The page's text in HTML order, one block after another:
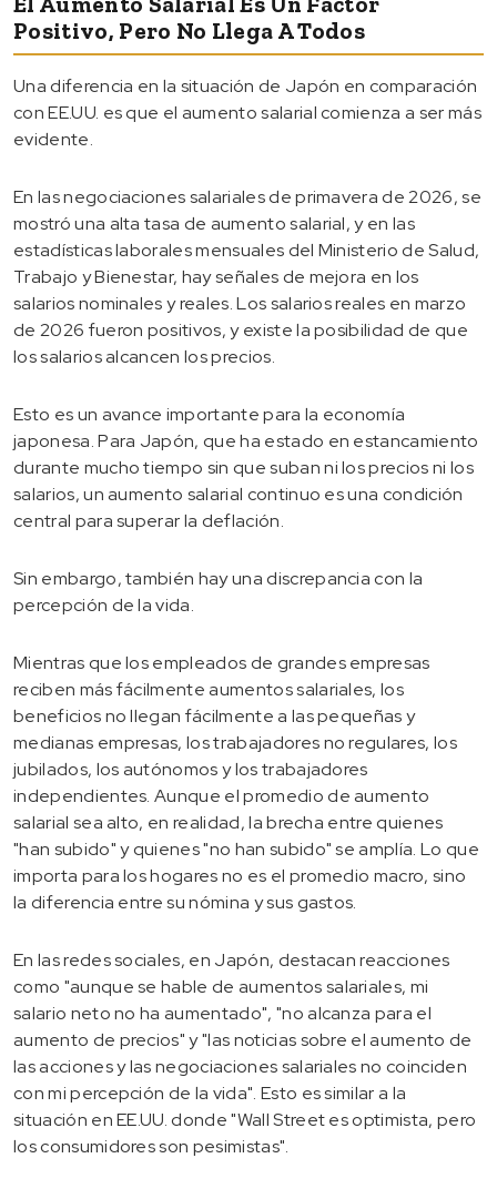
Positivo, Pero No Llega A Todos
Una diferencia en la situación de Japón en comparación
con EE.UU. es que el aumento salarial comienza a ser más
evidente.
En las negociaciones salariales de primavera de 2026, se
mostró una alta tasa de aumento salarial, y en las
estadísticas laborales mensuales del Ministerio de Salud,
Trabajo y Bienestar, hay señales de mejora en los
salarios nominales y reales. Los salarios reales en marzo
de 2026 fueron positivos, y existe la posibilidad de que
los salarios alcancen los precios.
Esto es un avance importante para la economía
japonesa. Para Japón, que ha estado en estancamiento
durante mucho tiempo sin que suban ni los precios ni los
salarios, un aumento salarial continuo es una condición
central para superar la deflación.
Sin embargo, también hay una discrepancia con la
percepción de la vida.
Mientras que los empleados de grandes empresas
reciben más fácilmente aumentos salariales, los
beneficios no llegan fácilmente a las pequeñas y
medianas empresas, los trabajadores no regulares, los
jubilados, los autónomos y los trabajadores
independientes. Aunque el promedio de aumento
salarial sea alto, en realidad, la brecha entre quienes
"han subido" y quienes "no han subido" se amplía. Lo que
importa para los hogares no es el promedio macro, sino
la diferencia entre su nómina y sus gastos.
En las redes sociales, en Japón, destacan reacciones
como "aunque se hable de aumentos salariales, mi
salario neto no ha aumentado", "no alcanza para el
aumento de precios" y "las noticias sobre el aumento de
las acciones y las negociaciones salariales no coinciden
con mi percepción de la vida". Esto es similar a la
situación en EE.UU. donde "Wall Street es optimista, pero
los consumidores son pesimistas".